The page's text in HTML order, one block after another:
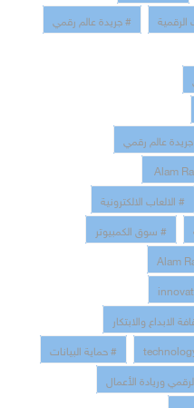
الرقمية
# جريدة عالم رقمي
عالم رقمي
# الالعاب الالكترونية
# سوق الكمبيوتر
الابداع والابتكار
# حماية البيانات
وريادة الأعمال